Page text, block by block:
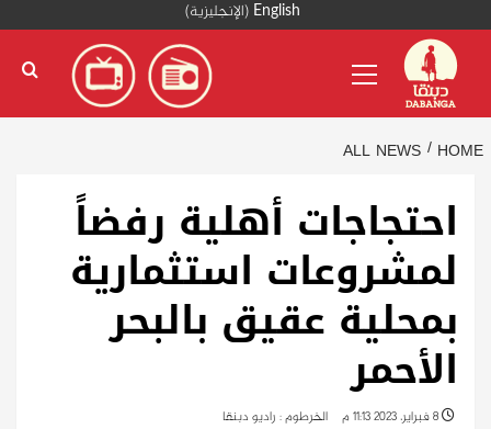
content
English
(الإنجليزية)
Menu
HOME
ALL NEWS
احتجاجات أهلية رفضاً
لمشروعات استثمارية
بمحلية عقيق بالبحر
الأحمر
الخرطوم : راديو دبنقا